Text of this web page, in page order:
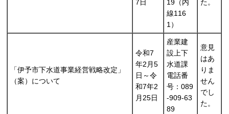
7日
19（内
線116
1）
た。
「伊予市下水道事業経営戦略改定」
（案）について
令和7
年2月5
日～令
和7年2
月25日
産業建
設上下
水道課
電話番
号：089
-909-63
89
意見
はあ
りま
せん
でし
た。